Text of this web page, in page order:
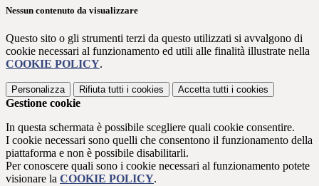
Nessun contenuto da visualizzare
Questo sito o gli strumenti terzi da questo utilizzati si avvalgono di
cookie necessari al funzionamento ed utili alle finalità illustrate nella
COOKIE POLICY.
Personalizza Rifiuta tutti i cookies Accetta tutti i cookies
Gestione cookie
In questa schermata è possibile scegliere quali cookie consentire.
I cookie necessari sono quelli che consentono il funzionamento della
piattaforma e non è possibile disabilitarli.
Per conoscere quali sono i cookie necessari al funzionamento potete
visionare la COOKIE POLICY.